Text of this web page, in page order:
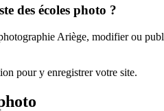
des écoles photo ?
Ariège, modifier ou
pour y enregistrer votre site.